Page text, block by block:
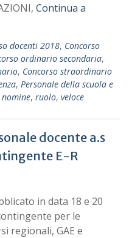
Continua a
docenti 2018, Concorso
ordinario secondaria,
, Concorso straordinario
, Personale della scuola e
nomine, ruolo, veloce
docente a.s
E-R
in data 18 e 20
per le
regionali, GAE e